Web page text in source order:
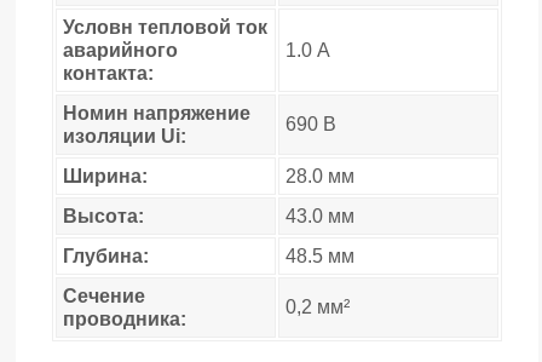
Условн тепловой ток
аварийного
контакта:
1.0 А
Номин напряжение
изоляции Ui:
690 В
Ширина:
28.0 мм
Высота:
43.0 мм
Глубина:
48.5 мм
Сечение
проводника:
0,2 мм²